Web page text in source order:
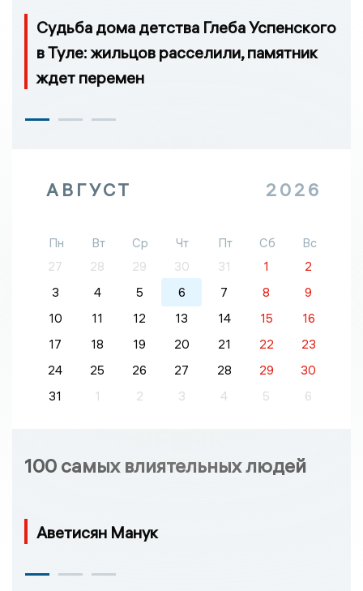
Судьба дома детства Глеба Успенского
в Туле: жильцов расселили, памятник
ждет перемен
АВГУСТ 2026
Пн Вт Ср Чт Пт Сб
Вс
27
28 29 30 31 1
2
3
4 5 6 7 8
9
10
11 12 13 14 15
16
17
18 19 20 21 22
23
24
25 26 27 28 29
30
31
1 2 3 4 5 6
100 самых влиятельных людей
Аветисян Манук